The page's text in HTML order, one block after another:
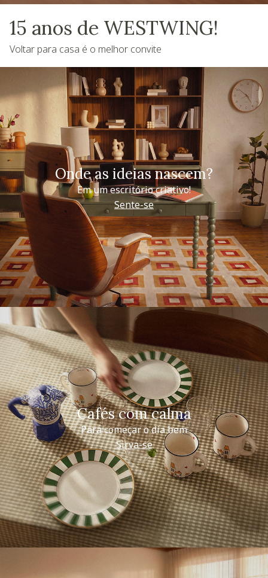
15 anos de WESTWING!
Voltar para casa é o melhor convite
Onde as ideias nascem?
Em um escritório criativo!
Sente-se
Cafés com calma
Para começar o dia bem
Sirva-se